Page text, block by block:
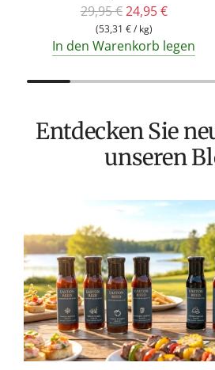
R
g
r
e
i
s
29,95 €24,95 €
(53,31 €/ kg)
In den Warenkorb legen
Entdecken Sie neue Ideen in
unseren